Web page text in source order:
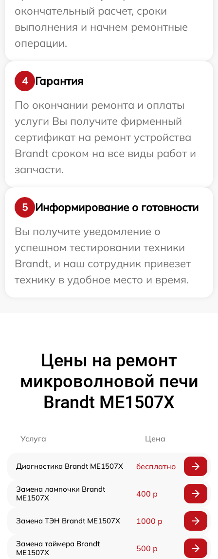
окончательный расчет, сроки
выполнения и начнем ремонтные
операции.
4
Гарантия
По окончании ремонта и оплаты
услуги Вы получите фирменный
сертификат на ремонт устройства
Brandt сроком на все виды работ и
запчасти.
5
Информирование о готовности
Вы получите уведомление о
успешном тестировании техники
Brandt, и наш сотрудник привезет
технику в удобное место и время.
Цены на ремонт
микроволновой печи
Brandt ME1507X
Услуга Цена
Диагностика Brandt ME1507X бесплатно
Замена лампочки Brandt
ME1507X
400 р
Замена ТЭН Brandt ME1507X 1000 р
Замена таймера Brandt
ME1507X
500 р